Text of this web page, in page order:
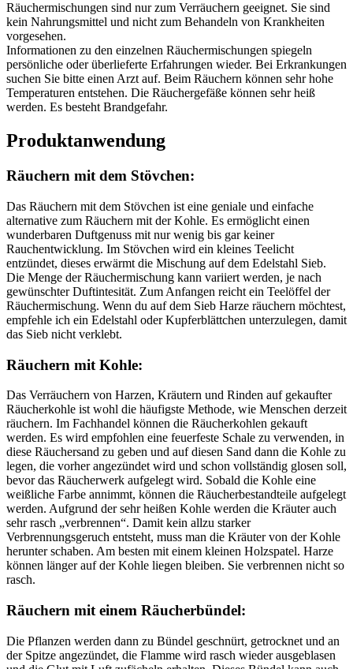
Räuchermischungen sind nur zum Verräuchern geeignet. Sie sind
kein Nahrungsmittel und nicht zum Behandeln von Krankheiten
vorgesehen.
Informationen zu den einzelnen Räuchermischungen spiegeln
persönliche oder überlieferte Erfahrungen wieder. Bei Erkrankungen
suchen Sie bitte einen Arzt auf. Beim Räuchern können sehr hohe
Temperaturen entstehen. Die Räuchergefäße können sehr heiß
werden. Es besteht Brandgefahr.
Produktanwendung
Räuchern mit dem Stövchen:
Das Räuchern mit dem Stövchen ist eine geniale und einfache
alternative zum Räuchern mit der Kohle. Es ermöglicht einen
wunderbaren Duftgenuss mit nur wenig bis gar keiner
Rauchentwicklung. Im Stövchen wird ein kleines Teelicht
entzündet, dieses erwärmt die Mischung auf dem Edelstahl Sieb.
Die Menge der Räuchermischung kann variiert werden, je nach
gewünschter Duftintesität. Zum Anfangen reicht ein Teelöffel der
Räuchermischung. Wenn du auf dem Sieb Harze räuchern möchtest,
empfehle ich ein Edelstahl oder Kupferblättchen unterzulegen, damit
das Sieb nicht verklebt.
Räuchern mit Kohle:
Das Verräuchern von Harzen, Kräutern und Rinden auf gekaufter
Räucherkohle ist wohl die häufigste Methode, wie Menschen derzeit
räuchern. Im Fachhandel können die Räucherkohlen gekauft
werden. Es wird empfohlen eine feuerfeste Schale zu verwenden, in
diese Räuchersand zu geben und auf diesen Sand dann die Kohle zu
legen, die vorher angezündet wird und schon vollständig glosen soll,
bevor das Räucherwerk aufgelegt wird. Sobald die Kohle eine
weißliche Farbe annimmt, können die Räucherbestandteile aufgelegt
werden. Aufgrund der sehr heißen Kohle werden die Kräuter auch
sehr rasch „verbrennen“. Damit kein allzu starker
Verbrennungsgeruch entsteht, muss man die Kräuter von der Kohle
herunter schaben. Am besten mit einem kleinen Holzspatel. Harze
können länger auf der Kohle liegen bleiben. Sie verbrennen nicht so
rasch.
Räuchern mit einem Räucherbündel:
Die Pflanzen werden dann zu Bündel geschnürt, getrocknet und an
der Spitze angezündet, die Flamme wird rasch wieder ausgeblasen